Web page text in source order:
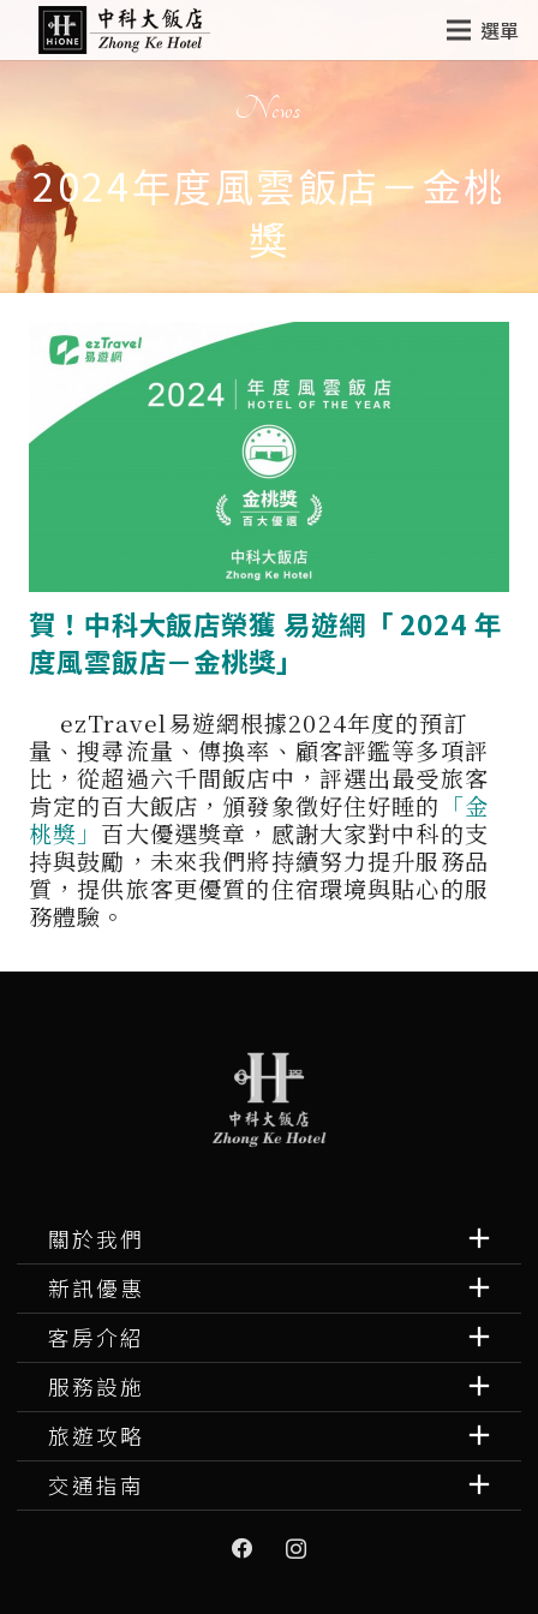
選單
News
2024年度風雲飯店－金桃
獎
賀！中科大飯店榮獲 易遊網「 2024 年
度風雲飯店－金桃獎」
ezTravel易遊網根據2024年度的預訂
量、搜尋流量、傳換率、顧客評鑑等多項評
比，從超過六千間飯店中，評選出最受旅客
肯定的百大飯店，頒發象徵好住好睡的 「金
桃獎」 百大優選獎章，感謝大家對中科的支
持與鼓勵，未來我們將持續努力提升服務品
質，提供旅客更優質的住宿環境與貼心的服
務體驗。
關於我們
新訊優惠
客房介紹
服務設施
旅遊攻略
交通指南